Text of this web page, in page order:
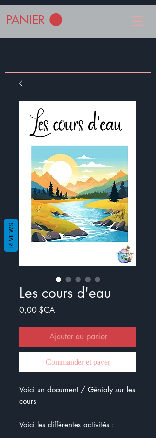
PANIER
Les cours d'eau
0,00 $CAPrix
Ajouter au panier
Commander et payer
Voici un document / Génialy sur les
cours
Voici les différentes activités :
REVIEWS